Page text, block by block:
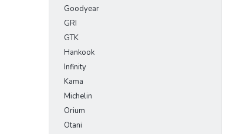
Goodyear
GRI
GTK
Hankook
Infinity
Kama
Michelin
Orium
Otani